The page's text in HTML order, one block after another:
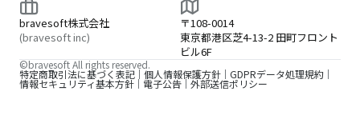
bravesoft株式会社
(bravesoft inc)
〒108-0014
東京都港区芝4-13-2 田町フロント
ビル6F
特定商取引法に基づく表記 個人情報保護方針 GDPRデータ処理規約
情報セキュリティ基本方針 電子公告 外部送信ポリシー
©bravesoft All rights reserved.